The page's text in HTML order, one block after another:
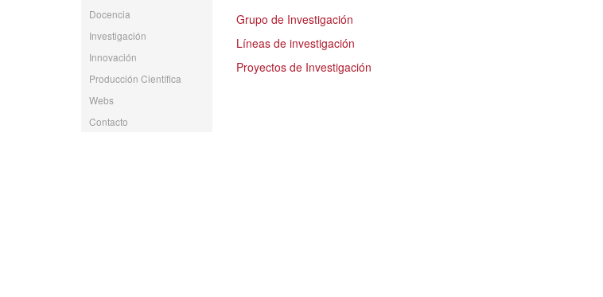
Docencia
Investigación
Innovación
Producción Científica
Webs
Contacto
Grupo de Investigación
Líneas de investigación
Proyectos de Investigación